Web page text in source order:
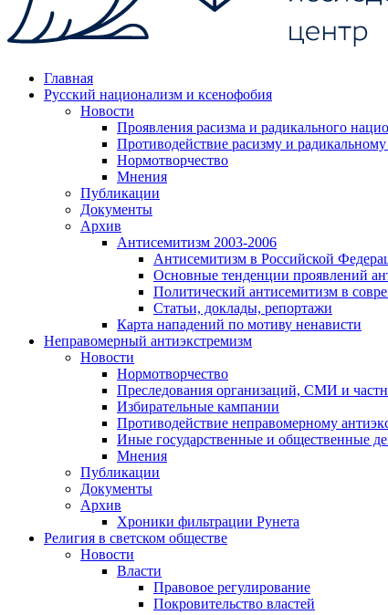
Главная
Русский национализм и ксенофобия
Новости
Проявления расизма и радикального
Противодействие расизму и
Нормотворчество
Мнения
Публикации
Документы
Архив
Антисемитизм 2003-2006
Антисемитизм в Российской
Основные тенденции проявлений
Политический антисемитизм в
Статьи, доклады, репортажи
Карта нападений по мотиву ненависти
Неправомерный антиэкстремизм
Новости
Нормотворчество
Преследования организаций, СМИ и
Избирательные кампании
Противодействие неправомерному
Иные государственные и общественные
Мнения
Публикации
Документы
Архив
Хроники фильтрации Рунета
Религия в светском обществе
Новости
Власти
Правовое регулирование
Покровительство властей